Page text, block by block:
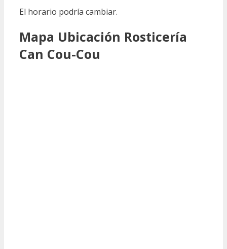
El horario podría cambiar.
Mapa Ubicación Rosticería
Can Cou-Cou